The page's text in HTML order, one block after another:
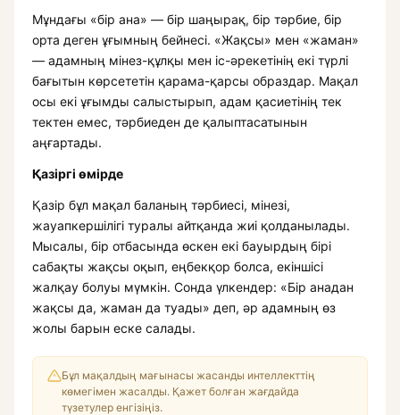
Мұндағы «бір ана» — бір шаңырақ, бір тәрбие, бір
орта деген ұғымның бейнесі. «Жақсы» мен «жаман»
— адамның мінез-құлқы мен іс-әрекетінің екі түрлі
бағытын көрсететін қарама-қарсы образдар. Мақал
осы екі ұғымды салыстырып, адам қасиетінің тек
тектен емес, тәрбиеден де қалыптасатынын
аңғартады.
Қазіргі өмірде
Қазір бұл мақал баланың тәрбиесі, мінезі,
жауапкершілігі туралы айтқанда жиі қолданылады.
Мысалы, бір отбасында өскен екі бауырдың бірі
сабақты жақсы оқып, еңбекқор болса, екіншісі
жалқау болуы мүмкін. Сонда үлкендер: «Бір анадан
жақсы да, жаман да туады» деп, әр адамның өз
жолы барын еске салады.
Бұл мақалдың мағынасы жасанды интеллекттің
көмегімен жасалды. Қажет болған жағдайда
түзетулер енгізіңіз.